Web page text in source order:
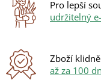
Pro lepší
udržitelný
Zboží
až za 100